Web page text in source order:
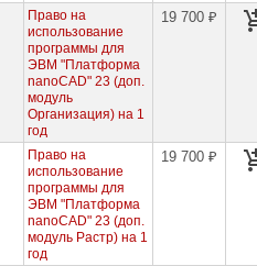
Право на
использование
программы для
ЭВМ "Платформа
nanoCAD" 23 (доп.
модуль
Организация) на 1
год
19 700 ₽
Право на
использование
программы для
ЭВМ "Платформа
nanoCAD" 23 (доп.
модуль Растр) на 1
год
19 700 ₽